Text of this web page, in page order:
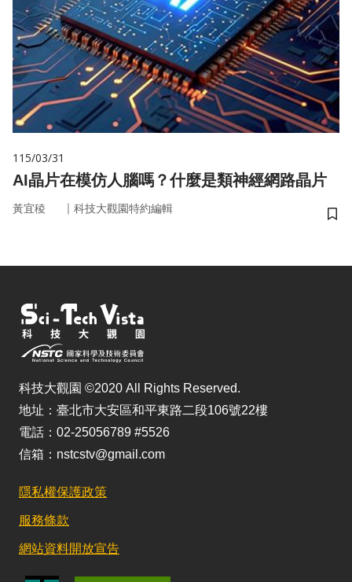
115/03/31
AI晶片在模仿人腦嗎？什麼是類神經網路晶片
黃宜稜 ｜ 科技大觀園特約編輯
儲
科技大觀園 ©2020 All Rights Reserved.
地址：臺北市大安區和平東路二段106號22樓
電話：02-25056789 #5526
信箱：nstcstv@gmail.com
隱私權保護政策
服務條款
網站資料開放宣告